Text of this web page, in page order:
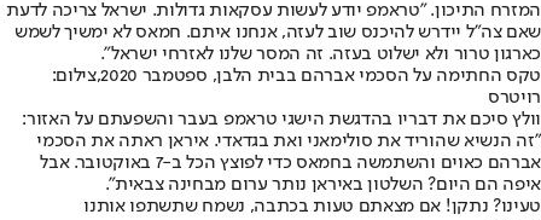
המזרח התיכון. "טראמפ יודע לעשות עסקאות גדולות. ישראל צריכה לדעת
שאם צה"ל יידרש להיכנס שוב לעזה, אנחנו איתם. חמאס לא ימשיך לשמש
כארגון טרור ולא ישלוט בעזה. זה המסר שלנו לאזרחי ישראל".
טקס החתימה על הסכמי אברהם בבית הלבן, ספטמבר 2020,צילום:
רויטרס
וולץ סיכם את דבריו בהדגשת הישגי טראמפ בעבר והשפעתם על האזור:
"זה הנשיא שהוריד את סולימאני ואת בגדאדי. איראן ראתה את הסכמי
אברהם כאוים והשתמשה בחמאס כדי לפוצץ הכל ב-7 באוקטובר. אבל
איפה הם היום? השלטון באיראן נותר ערום מבחינה צבאית".
טעינו? נתקן! אם מצאתם טעות בכתבה, נשמח שתשתפו אותנו